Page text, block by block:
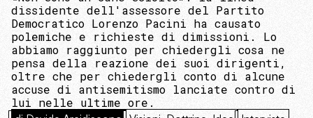
dissidente dell'assessore del Partito
Democratico Lorenzo Pacini ha causato
polemiche e richieste di dimissioni. Lo
abbiamo raggiunto per chiedergli cosa ne
pensa della reazione dei suoi dirigenti,
oltre che per chiedergli conto di alcune
accuse di antisemitismo lanciate contro di
lui nelle ultime ore.